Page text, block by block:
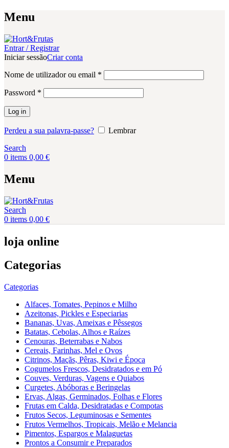
Menu
Entrar / Registrar
Iniciar sessãoCriar conta
Nome de utilizador ou email *
Password *
Log in
Perdeu a sua palavra-passe?
Lembrar
Search
0 items 0,00 €
Menu
Search
0 items 0,00 €
loja online
Categorias
Categorias
Alfaces, Tomates, Pepinos e Milho
Azeitonas, Pickles e Especiarias
Bananas, Uvas, Ameixas e Pêssegos
Batatas, Cebolas, Alhos e Raízes
Cenouras, Beterrabas e Nabos
Cereais, Farinhas, Mel e Ovos
Citrinos, Maçãs, Pêras, Kiwi e Época
Cogumelos Frescos, Desidratados e em Pó
Couves, Verduras, Vagens e Quiabos
Curgetes, Abóboras e Beringelas
Ervas, Algas, Germinados, Folhas e Flores
Frutas em Calda, Desidratadas e Compotas
Frutos Secos, Leguminosas e Sementes
Frutos Vermelhos, Tropicais, Melão e Melancia
Pimentos, Espargos e Malaguetas
Prontos a Consumir e Preparados